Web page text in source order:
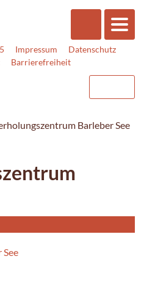
Impressum
Datenschutz
Barrierefreiheit
Barleber See